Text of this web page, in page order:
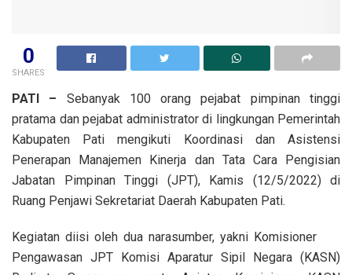
0
SHARES
PATI – Sebanyak 100 orang pejabat pimpinan tinggi
pratama dan pejabat administrator di lingkungan Pemerintah
Kabupaten Pati mengikuti Koordinasi dan Asistensi
Penerapan Manajemen Kinerja dan Tata Cara Pengisian
Jabatan Pimpinan Tinggi (JPT), Kamis (12/5/2022) di
Ruang Penjawi Sekretariat Daerah Kabupaten Pati.
Kegiatan diisi oleh dua narasumber, yakni Komisioner
Pengawasan JPT Komisi Aparatur Sipil Negara (KASN)